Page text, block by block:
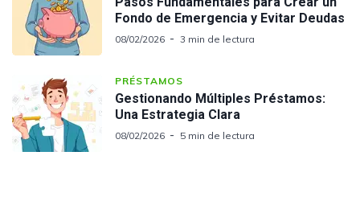
Fondo de Emergencia y Evitar Deudas
08/02/2026 3 min de lectura
PRÉSTAMOS
Gestionando Múltiples Préstamos:
Una Estrategia Clara
08/02/2026 5 min de lectura